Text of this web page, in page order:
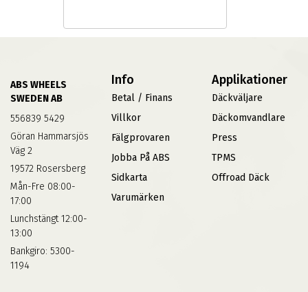
ABS WHEELS
SWEDEN AB
556839 5429
Göran Hammarsjös
Väg 2
19572 Rosersberg
Mån-Fre 08:00-
17:00
Lunchstängt 12:00-
13:00
Bankgiro: 5300-
1194
Info
Betal / Finans
Villkor
Fälgprovaren
Jobba På ABS
Sidkarta
Varumärken
Applikationer
Däckväljare
Däckomvandlare
Press
TPMS
Offroad Däck